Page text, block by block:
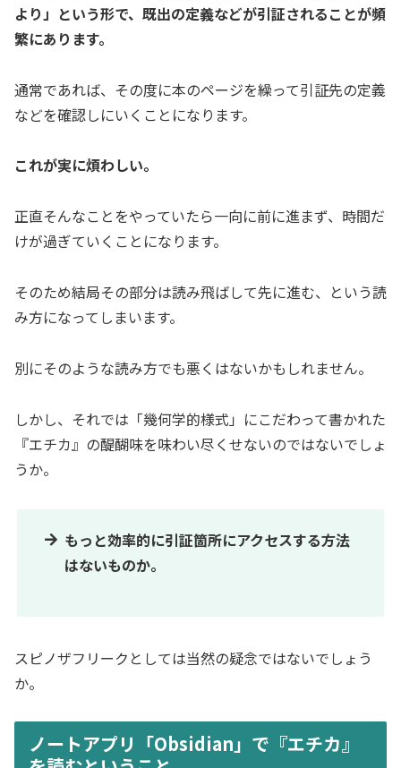
より」という形で、既出の定義などが引証されることが頻
繁にあります。
通常であれば、その度に本のページを繰って引証先の定義
などを確認しにいくことになります。
これが実に煩わしい。
正直そんなことをやっていたら一向に前に進まず、時間だ
けが過ぎていくことになります。
そのため結局その部分は読み飛ばして先に進む、という読
み方になってしまいます。
別にそのような読み方でも悪くはないかもしれません。
しかし、それでは「幾何学的様式」にこだわって書かれた
『エチカ』の醍醐味を味わい尽くせないのではないでしょ
うか。
もっと効率的に引証箇所にアクセスする方法
はないものか。
スピノザフリークとしては当然の疑念ではないでしょう
か。
ノートアプリ「Obsidian」で『エチカ』